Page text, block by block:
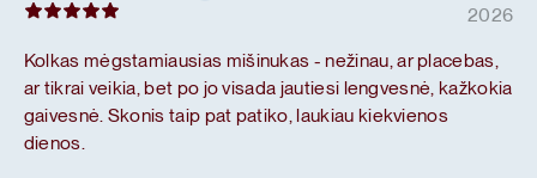
2026
Kolkas mėgstamiausias mišinukas - nežinau, ar placebas,
ar tikrai veikia, bet po jo visada jautiesi lengvesnė, kažkokia
gaivesnė. Skonis taip pat patiko, laukiau kiekvienos
dienos.